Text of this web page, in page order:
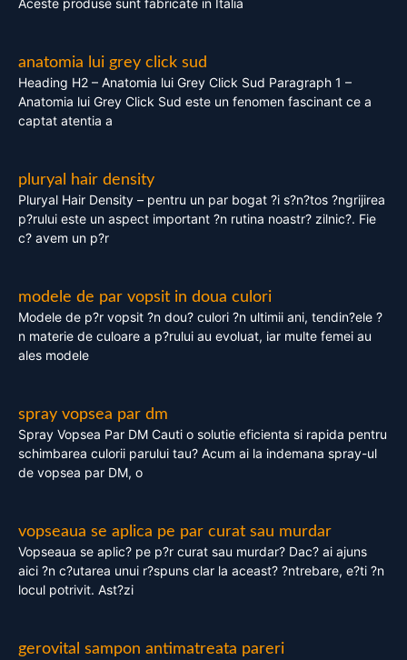
Aceste produse sunt fabricate in Italia
anatomia lui grey click sud
Heading H2 – Anatomia lui Grey Click Sud Paragraph 1 –
Anatomia lui Grey Click Sud este un fenomen fascinant ce a
captat atentia a
pluryal hair density
Pluryal Hair Density – pentru un par bogat ?i s?n?tos ?ngrijirea
p?rului este un aspect important ?n rutina noastr? zilnic?. Fie
c? avem un p?r
modele de par vopsit in doua culori
Modele de p?r vopsit ?n dou? culori ?n ultimii ani, tendin?ele ?
n materie de culoare a p?rului au evoluat, iar multe femei au
ales modele
spray vopsea par dm
Spray Vopsea Par DM Cauti o solutie eficienta si rapida pentru
schimbarea culorii parului tau? Acum ai la indemana spray-ul
de vopsea par DM, o
vopseaua se aplica pe par curat sau murdar
Vopseaua se aplic? pe p?r curat sau murdar? Dac? ai ajuns
aici ?n c?utarea unui r?spuns clar la aceast? ?ntrebare, e?ti ?n
locul potrivit. Ast?zi
gerovital sampon antimatreata pareri